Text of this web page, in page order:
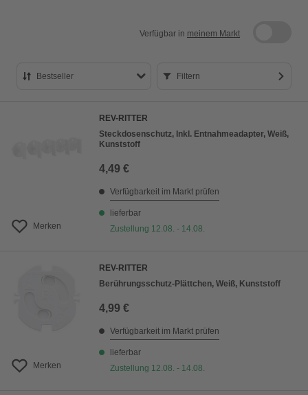
Verfügbar in meinem Markt
Bestseller
Preis aufsteigend
Filtern
Merken
REV-RITTER
Steckdosenschutz, Inkl. Entnahmeadapter, Weiß,
Kunststoff
4,49 €
Verfügbarkeit im Markt prüfen
lieferbar
Zustellung 12.08. - 14.08.
Merken
REV-RITTER
Berührungsschutz-Plättchen, Weiß, Kunststoff
4,99 €
Verfügbarkeit im Markt prüfen
lieferbar
Zustellung 12.08. - 14.08.